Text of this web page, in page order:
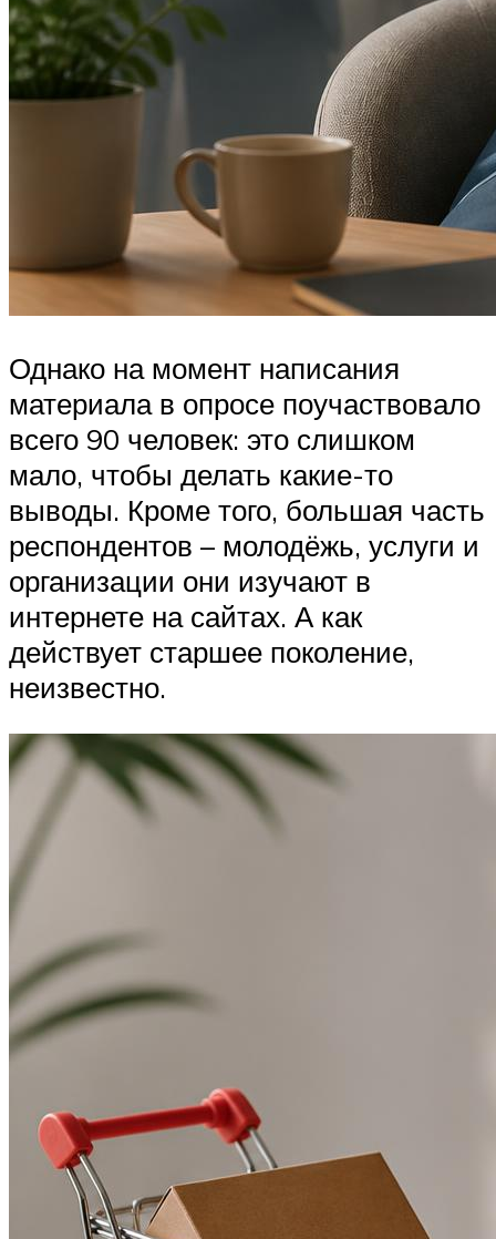
Однако на момент написания
материала в опросе поучаствовало
всего 90 человек: это слишком
мало, чтобы делать какие-то
выводы. Кроме того, большая часть
респондентов – молодёжь, услуги и
организации они изучают в
интернете на сайтах. А как
действует старшее поколение,
неизвестно.